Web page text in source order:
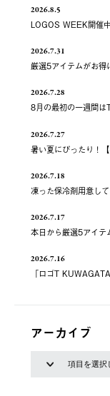
2026.8.5
LOGOS WEEK開催
2026.7.31
厳選5アイテムがお得
2026.7.28
8月の最初の一週間
2026.7.27
暑い夏にぴったり！
2026.7.18
凍った保冷剤用意して
2026.7.17
本日から厳選5アイテ
2026.7.16
「ロゴT
アーカイブ